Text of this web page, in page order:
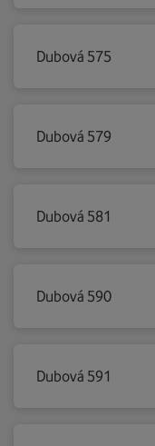
Dubová 575
Dubová 579
Dubová 581
Dubová 590
Dubová 591